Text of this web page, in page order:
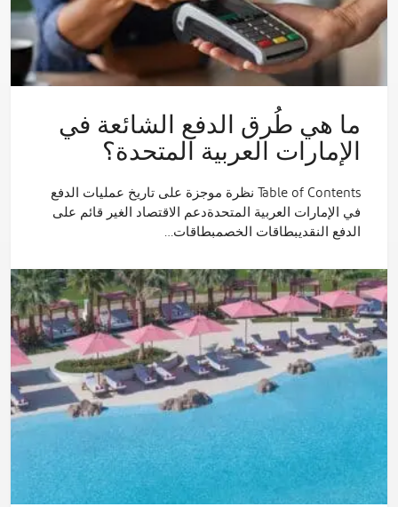
ما هي طُرق الدفع الشائعة في
الإمارات العربية المتحدة؟
Table of Contents نظرة موجزة على تاريخ عمليات الدفع
في الإمارات العربية المتحدةدعم الاقتصاد الغير قائم على
الدفع النقديبطاقات الخصمبطاقات…